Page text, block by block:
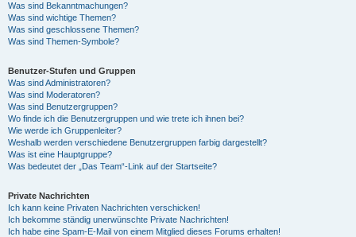
Was sind Bekanntmachungen?
Was sind wichtige Themen?
Was sind geschlossene Themen?
Was sind Themen-Symbole?
Benutzer-Stufen und Gruppen
Was sind Administratoren?
Was sind Moderatoren?
Was sind Benutzergruppen?
Wo finde ich die Benutzergruppen und wie trete ich ihnen bei?
Wie werde ich Gruppenleiter?
Weshalb werden verschiedene Benutzergruppen farbig dargestellt?
Was ist eine Hauptgruppe?
Was bedeutet der „Das Team“-Link auf der Startseite?
Private Nachrichten
Ich kann keine Privaten Nachrichten verschicken!
Ich bekomme ständig unerwünschte Private Nachrichten!
Ich habe eine Spam-E-Mail von einem Mitglied dieses Forums erhalten!